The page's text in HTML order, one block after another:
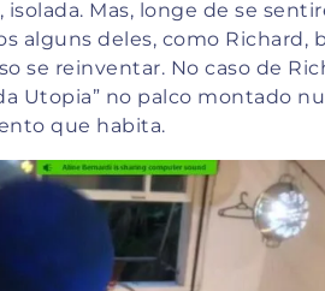
Mas, longe de se
alguns deles, como Richard,
se reinventar. No caso de
Utopia” no palco montado
que habita.